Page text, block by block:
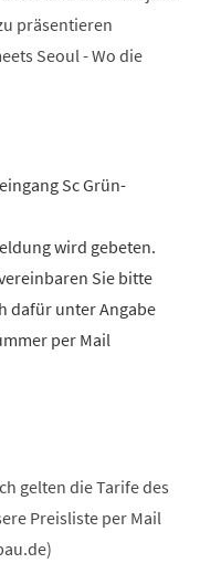
präsentieren
Seoul - Wo die
Sc Grün-
wird gebeten.
Sie bitte
dafür unter Angabe
per Mail
gelten die Tarife des
Preisliste per Mail